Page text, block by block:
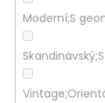
Moderní;S